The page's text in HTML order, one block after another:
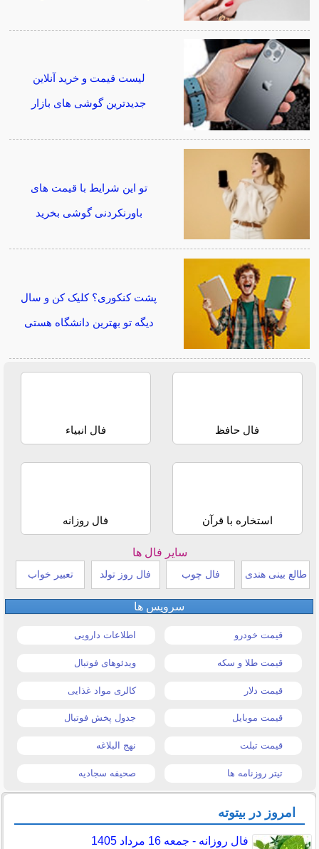
لیست قیمت و خرید آنلاین
جدیدترین گوشی های بازار
تو این شرایط با قیمت های
باورنکردنی گوشی بخرید
پشت کنکوری؟ کلیک کن و سال
دیگه تو بهترین دانشگاه هستی
فال حافظ فال انبیاء
استخاره با قرآن فال روزانه
سایر فال ها
طالع بینی هندی فال چوب فال روز تولد تعبیر خواب
سرویس ها
قیمت خودرو اطلاعات دارویی
قیمت طلا و سکه ویدئوهای فوتبال
قیمت دلار کالری مواد غذایی
قیمت موبایل جدول پخش فوتبال
قیمت تبلت نهج البلاغه
تیتر روزنامه ها صحیفه سجادیه
امروز در بیتوته
فال روزانه - جمعه 16 مرداد 1405